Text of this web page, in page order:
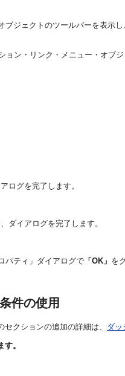
ジェクトのツールバーを表示し
ン・リンク・メニュー・オブジ
ログを完了します。
ダイアログを完了します。
パティ」ダイアログで 「OK」 を
件の使用
クションの追加の詳細は、 ダッ
。